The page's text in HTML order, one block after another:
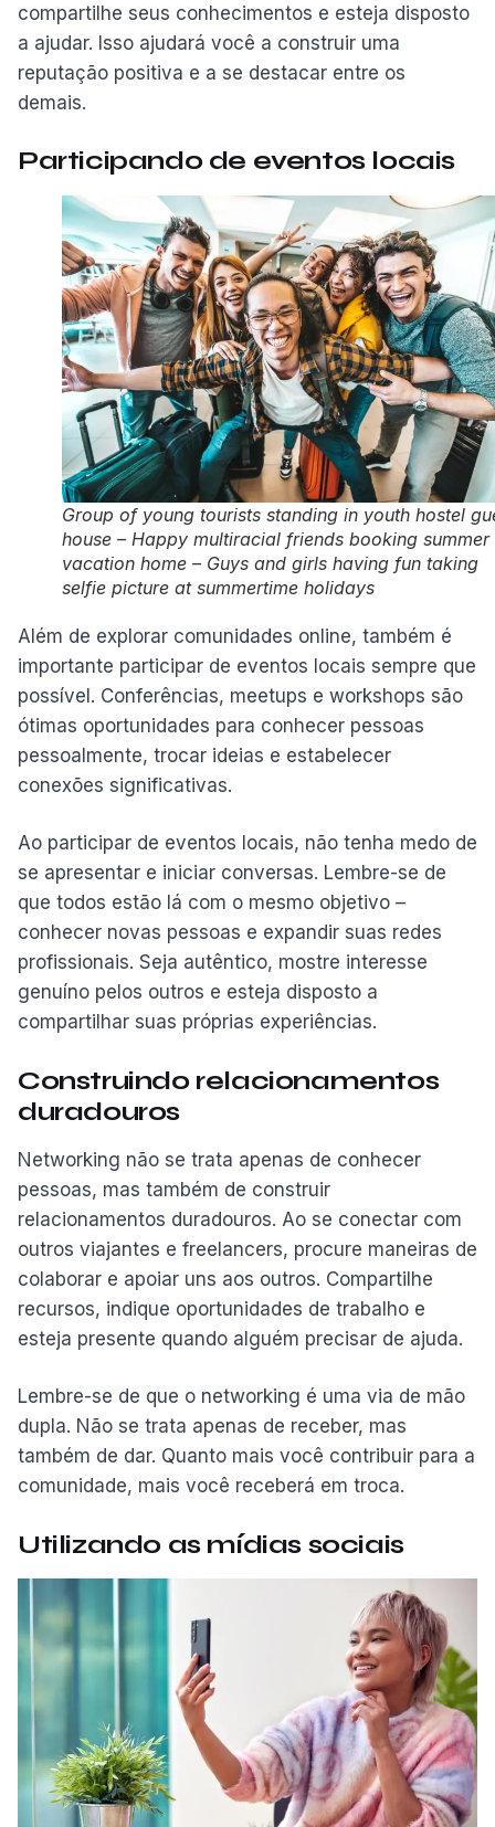
compartilhe seus conhecimentos e esteja disposto
a ajudar. Isso ajudará você a construir uma
reputação positiva e a se destacar entre os
demais.
Participando de eventos locais
Group of young tourists standing in youth hostel
house – Happy multiracial friends booking summer
vacation home – Guys and girls having fun taking
selfie picture at summertime holidays
Além de explorar comunidades online, também é
importante participar de eventos locais sempre que
possível. Conferências, meetups e workshops são
ótimas oportunidades para conhecer pessoas
pessoalmente, trocar ideias e estabelecer
conexões significativas.
Ao participar de eventos locais, não tenha medo de
se apresentar e iniciar conversas. Lembre-se de
que todos estão lá com o mesmo objetivo –
conhecer novas pessoas e expandir suas redes
profissionais. Seja autêntico, mostre interesse
genuíno pelos outros e esteja disposto a
compartilhar suas próprias experiências.
Construindo relacionamentos
duradouros
Networking não se trata apenas de conhecer
pessoas, mas também de construir
relacionamentos duradouros. Ao se conectar com
outros viajantes e freelancers, procure maneiras de
colaborar e apoiar uns aos outros. Compartilhe
recursos, indique oportunidades de trabalho e
esteja presente quando alguém precisar de ajuda.
Lembre-se de que o networking é uma via de mão
dupla. Não se trata apenas de receber, mas
também de dar. Quanto mais você contribuir para a
comunidade, mais você receberá em troca.
Utilizando as mídias sociais